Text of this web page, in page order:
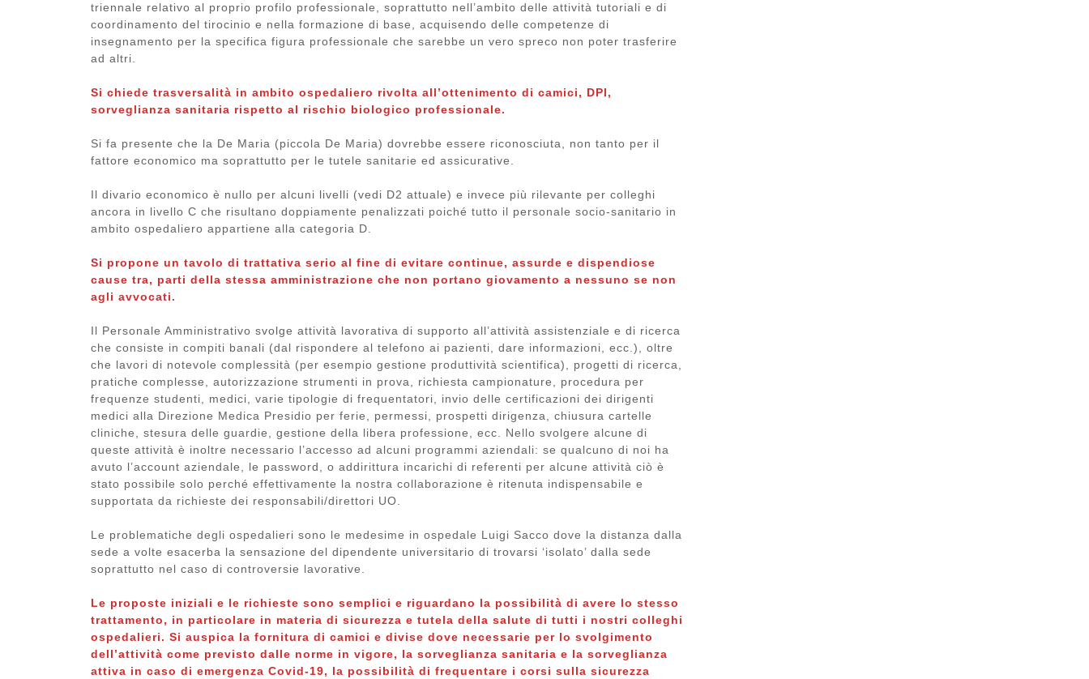
triennale relativo al proprio profilo professionale, soprattutto nell’ambito delle attività tutoriali e di
coordinamento del tirocinio e nella formazione di base, acquisendo delle competenze di
insegnamento per la specifica figura professionale che sarebbe un vero spreco non poter trasferire
ad altri.
Si chiede trasversalità in ambito ospedaliero rivolta all’ottenimento di camici, DPI,
sorveglianza sanitaria rispetto al rischio biologico professionale.
Si fa presente che la De Maria (piccola De Maria) dovrebbe essere riconosciuta, non tanto per il
fattore economico ma soprattutto per le tutele sanitarie ed assicurative.
Il divario economico è nullo per alcuni livelli (vedi D2 attuale) e invece più rilevante per colleghi
ancora in livello C che risultano doppiamente penalizzati poiché tutto il personale socio-sanitario in
ambito ospedaliero appartiene alla categoria D.
Si propone un tavolo di trattativa serio al fine di evitare continue, assurde e dispendiose
cause tra, parti della stessa amministrazione che non portano giovamento a nessuno se non
agli avvocati.
Il Personale Amministrativo svolge attività lavorativa di supporto all’attività assistenziale e di ricerca
che consiste in compiti banali (dal rispondere al telefono ai pazienti, dare informazioni, ecc.), oltre
che lavori di notevole complessità (per esempio gestione produttività scientifica), progetti di ricerca,
pratiche complesse, autorizzazione strumenti in prova, richiesta campionature, procedura per
frequenze studenti, medici, varie tipologie di frequentatori, invio delle certificazioni dei dirigenti
medici alla Direzione Medica Presidio per ferie, permessi, prospetti dirigenza, chiusura cartelle
cliniche, stesura delle guardie, gestione della libera professione, ecc. Nello svolgere alcune di
queste attività è inoltre necessario l’accesso ad alcuni programmi aziendali: se qualcuno di noi ha
avuto l’account aziendale, le password, o addirittura incarichi di referenti per alcune attività ciò è
stato possibile solo perché effettivamente la nostra collaborazione è ritenuta indispensabile e
supportata da richieste dei responsabili/direttori UO.
Le problematiche degli ospedalieri sono le medesime in ospedale Luigi Sacco dove la distanza dalla
sede a volte esacerba la sensazione del dipendente universitario di trovarsi ‘isolato’ dalla sede
soprattutto nel caso di controversie lavorative.
Le proposte iniziali e le richieste sono semplici e riguardano la possibilità di avere lo stesso
trattamento, in particolare in materia di sicurezza e tutela della salute di tutti i nostri colleghi
ospedalieri. Si auspica la fornitura di camici e divise dove necessarie per lo svolgimento
dell’attività come previsto dalle norme in vigore, la sorveglianza sanitaria e la sorveglianza
attiva in caso di emergenza Covid-19, la possibilità di frequentare i corsi sulla sicurezza